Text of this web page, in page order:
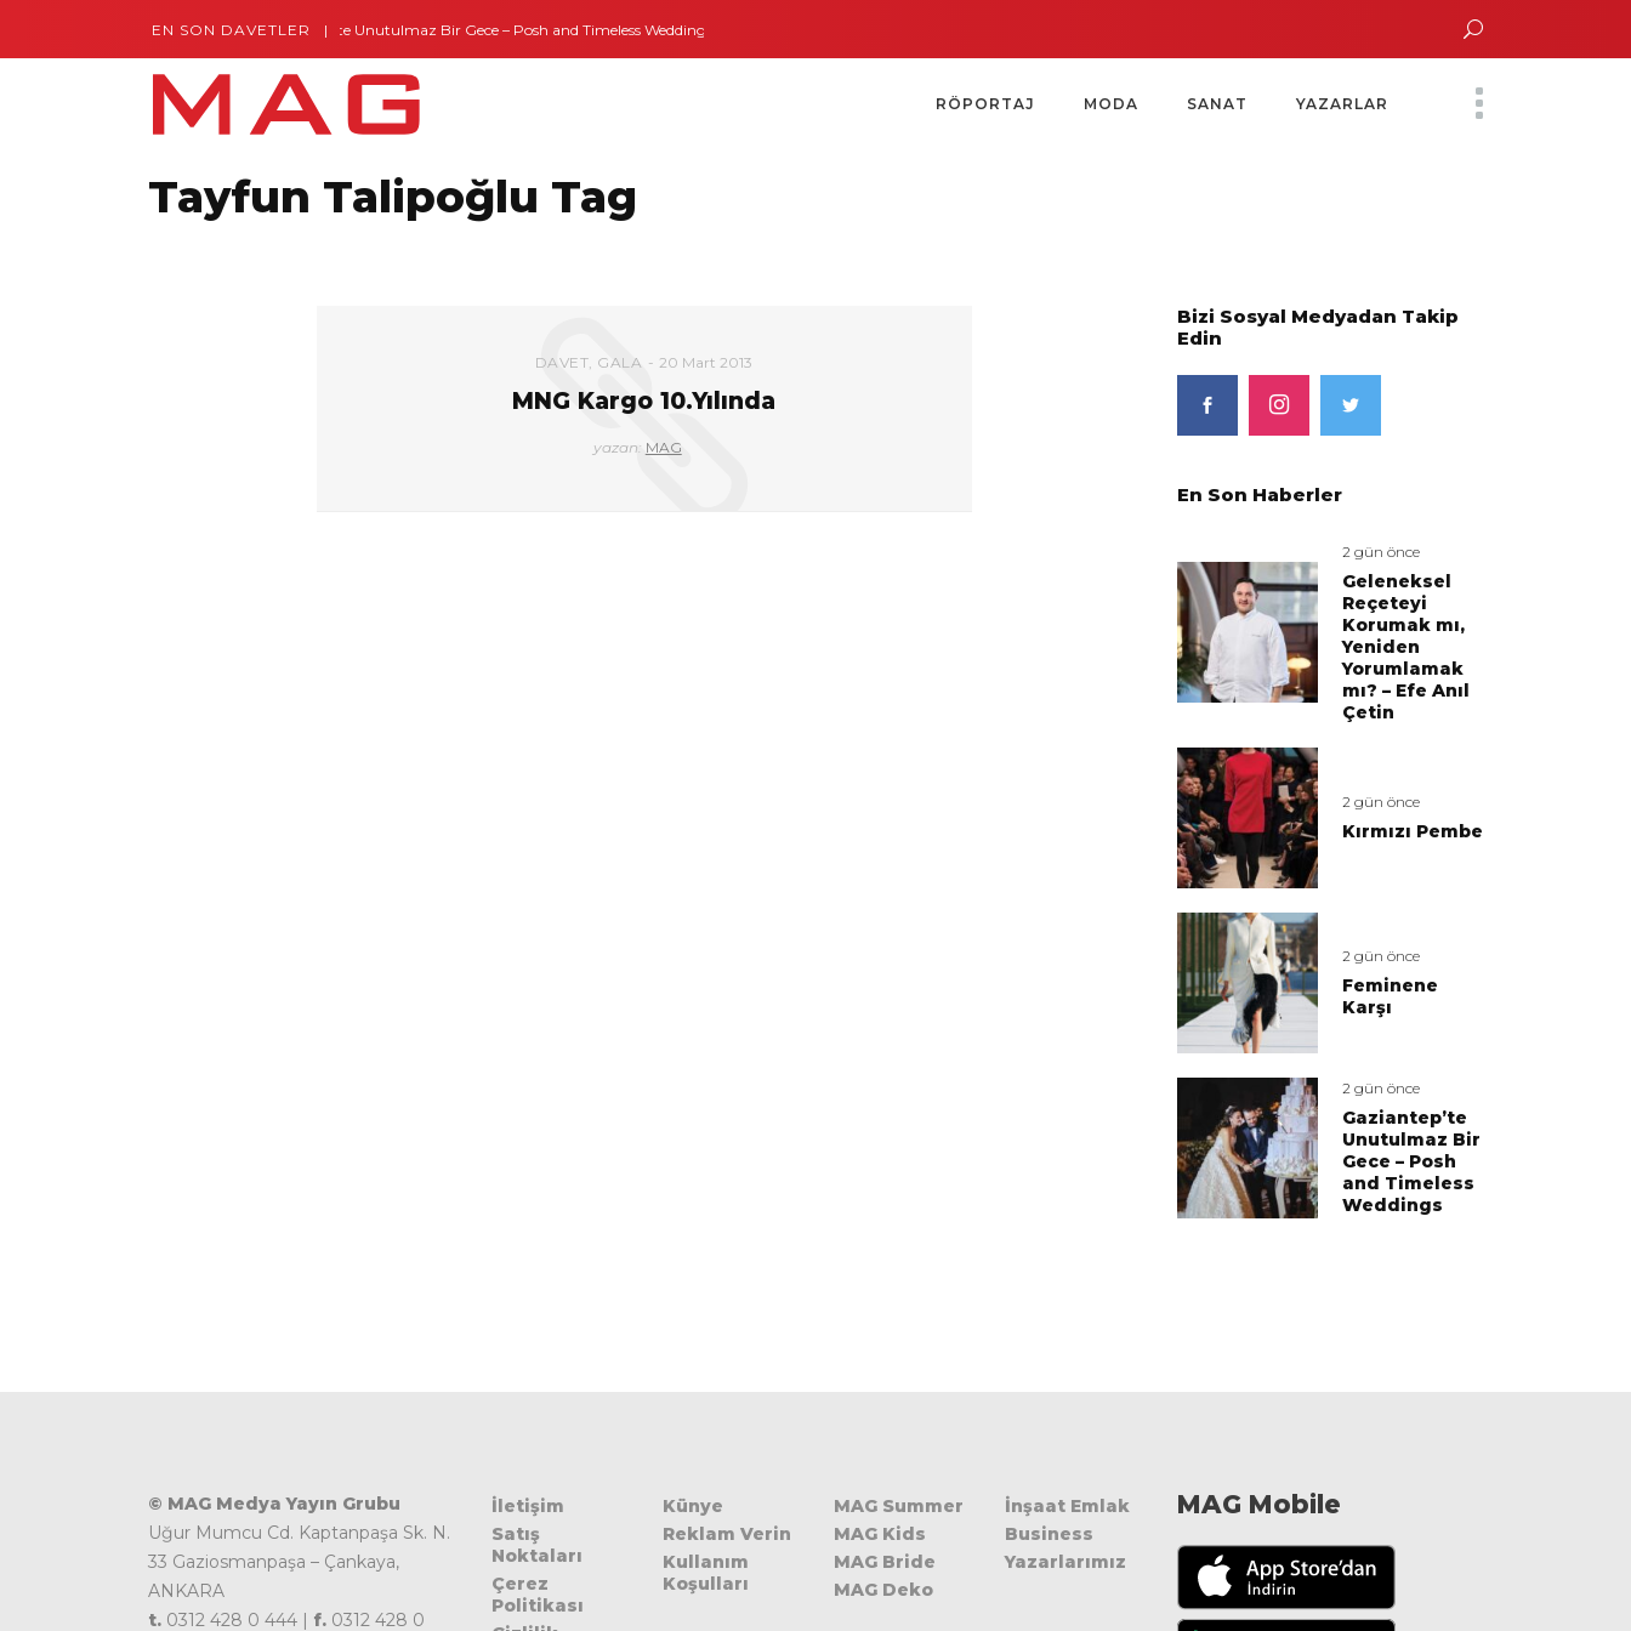
EN SON DAVETLERGaziantep’te Unutulmaz Bir Gece – Posh and Timeless Weddings Yoko Ono Sergisi Özel Bir Davetle Açıldı
RÖPORTAJ MODA SANAT YAZARLAR
Tayfun Talipoğlu Tag
DAVET, GALA 20 Mart 2013
MNG Kargo 10.Yılında
yazan: MAG
Bizi Sosyal Medyadan Takip
Edin
En Son Haberler
2 gün önce
Geleneksel
Reçeteyi
Korumak mı,
Yeniden
Yorumlamak
mı? – Efe Anıl
Çetin
2 gün önce
Kırmızı Pembe
2 gün önce
Feminene
Karşı
2 gün önce
Gaziantep’te
Unutulmaz Bir
Gece – Posh
and Timeless
Weddings
© MAG Medya Yayın Grubu
Uğur Mumcu Cd. Kaptanpaşa Sk. N.
33 Gaziosmanpaşa – Çankaya,
ANKARA
t. 0312 428 0 444 | f. 0312 428 0
İletişim
Satış
Noktaları
Çerez
Politikası
Künye
Reklam Verin
Kullanım
Koşulları
MAG Summer
MAG Kids
MAG Bride
MAG Deko
İnşaat Emlak
Business
Yazarlarımız
MAG Mobile